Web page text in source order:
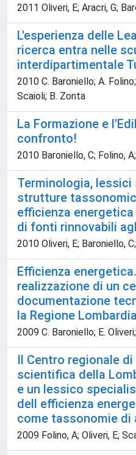
2011 Oliveri, E; Aracri, G;
L'esperienza delle
ricerca entra nelle
interdipartimentale
2010 C. Baroniello; A.
Scaioli; B. Zonta
La Formazione e
confronto!
2010 Baroniello, C; Folino,
Terminologia,
strutture
efficienza
di fonti rinnovabili
2010 Oliveri, E; Baroniello,
Efficienza
realizzazione di un
documentazione
la Regione Lombardia
2009 C. Baroniello; E.
Il Centro regionale
scientifica della
e un lessico
dell efficienza
come tassonomie di
2009 Folino, A; Oliveri, E;